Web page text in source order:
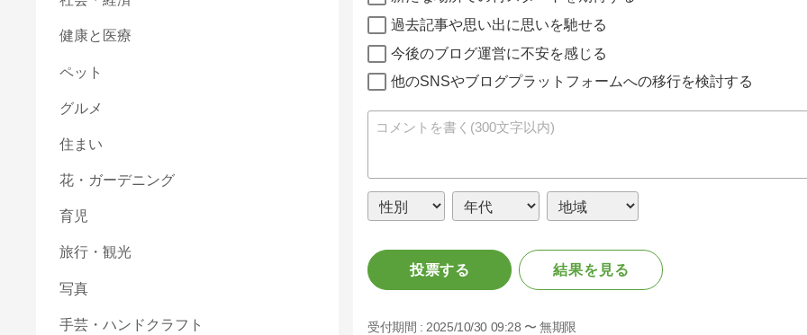
過去記事や思い出に思いを馳せる
今後のブログ運営に不安を感じる
他のSNSやブログプラットフォームへの移行を検討する
投票する 結果を見る
受付期間 : 2025/10/30 09:28 〜 無期限
健康と医療
ペット
グルメ
住まい
花・ガーデニング
育児
旅行・観光
写真
手芸・ハンドクラフト